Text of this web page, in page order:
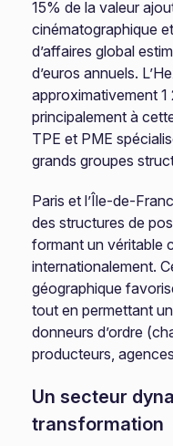
15% de la valeur
cinématographique
d’affaires global
d’euros annuels.
approximativement
principalement à
TPE et PME
grands groupes
Paris et l’Île-de-
des structures de
formant un véritable
internationalement.
géographique
tout en permettant
donneurs d’ordre
producteurs,
Un secteur
transformation